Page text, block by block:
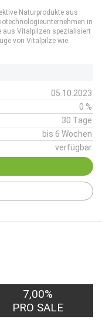
Naturprodukte aus
in
aus Vitalpilzen spezialisiert
von Vitalpilze wie
05.10.2023
0 %
30 Tage
bis 6 Wochen
verfügbar
7,00%
PRO SALE